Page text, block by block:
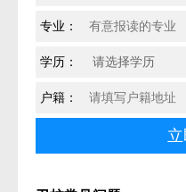
专业：
学历：
户籍：